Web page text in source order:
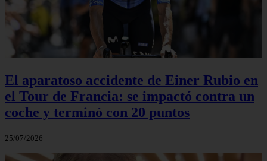
El aparatoso accidente de Einer Rubio en
el Tour de Francia: se impactó contra un
coche y terminó con 20 puntos
25/07/2026